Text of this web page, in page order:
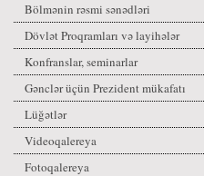
Bölmənin rəsmi sənədləri
Dövlət Proqramları və layihələr
Konfranslar, seminarlar
Gənclər üçün Prezident mükafatı
Lüğətlər
Videoqalereya
Fotoqalereya